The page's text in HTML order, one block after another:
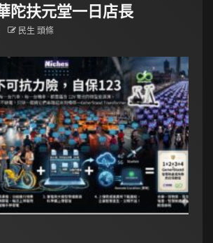
陀扶元堂一日店長
民生 頭條